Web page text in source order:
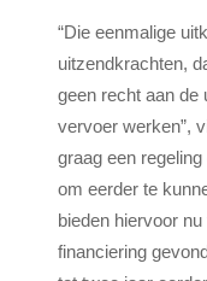
“Die eenmalige
uitzendkrachten,
geen recht aan de
vervoer werken”,
graag een
om eerder te
bieden hiervoor
financiering